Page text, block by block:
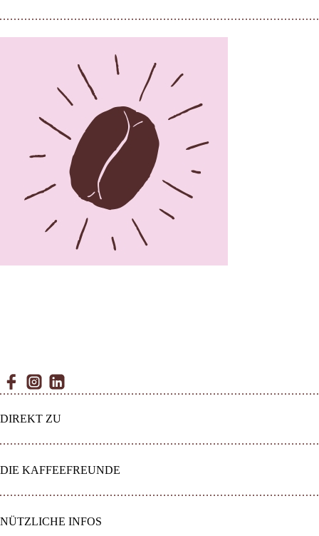
FacebookInstagramLinkedin
DIREKT ZU
DIE KAFFEEFREUNDE
NÜTZLICHE INFOS